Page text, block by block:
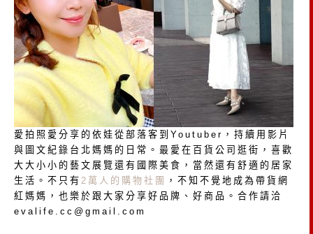
愛拍照愛分享的依娃從部落客到Youtuber，持續用影片
與圖文紀錄台北媽媽的日常。最愛在百貨公司逛街，喜歡
大大小小的藝文展覽還有國際美食，當然還有舒適的居家
生活。不只有 2萬人的購物社團
，不知不覺地成為帶貨網
紅媽媽，也樂於跟大家分享好品牌、好商品。合作請洽
evalife.cc@gmail.com